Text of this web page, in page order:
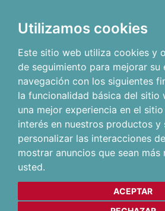
Utilizamos cookies
Este sitio web utiliza cookies y
de seguimiento para mejorar su
navegación con los siguientes
la funcionalidad básica del sitio
una mejor experiencia en el
interés en nuestros productos y
personalizar las interacciones
mostrar anuncios que sean más
usted.
ACEPTAR